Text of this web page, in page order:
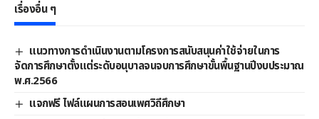
เรื่องอื่น ๆ
แนวทางการดําเนินงานตามโครงการสนับสนุนค่าใช้จ่ายในการ
จัดการศึกษาตั้งแต่ระดับอนุบาลจนจบการศึกษาขั้นพื้นฐานปีงบประมาณ
พ.ศ.2566
แจกฟรี ไฟล์แผนการสอนเพศวิถีศึกษา